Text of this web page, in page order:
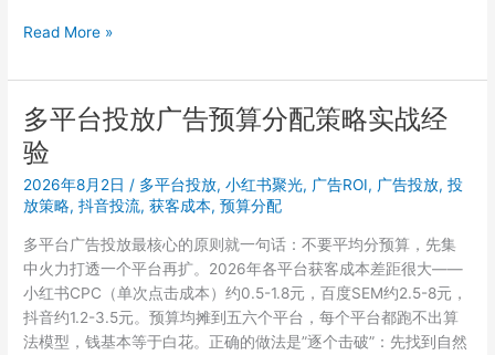
么
隐
藏
优
惠
券
Enneagram
Types:
What
the
Evidence
Actually
Shows
Read More »
多平台投放广告预算分配策略实战经
验
2026年8月2日 / 多平台投放,小红书聚光, 广告ROI, 广告投放,投
放策略,抖音投流,获客成本,预算分配
多平台广告投放最核心的原则就一句话：不要平均分预算，先集
中火力打透一个平台再扩。2026年各平台获客成本差距很大——
小红书CPC（单次点击成本）约0.5-1.8元，百度SEM约2.5-8元，
抖音约1.2-3.5元。预算均摊到五六个平台，每个平台都跑不出算
法模型，钱基本等于白花。正确的做法是”逐个击破”：先找到自然